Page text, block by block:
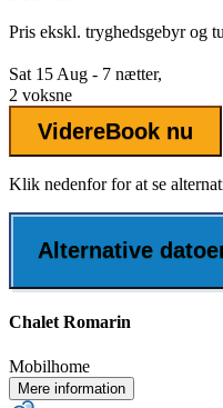
Pris ekskl. tryghedsgebyrog
Sat 15 Aug - 7 nætter,
2 voksne
VidereBook nu
Klik nedenfor for at se
Alternative
Chalet Romarin
Mobilhome
Mere information